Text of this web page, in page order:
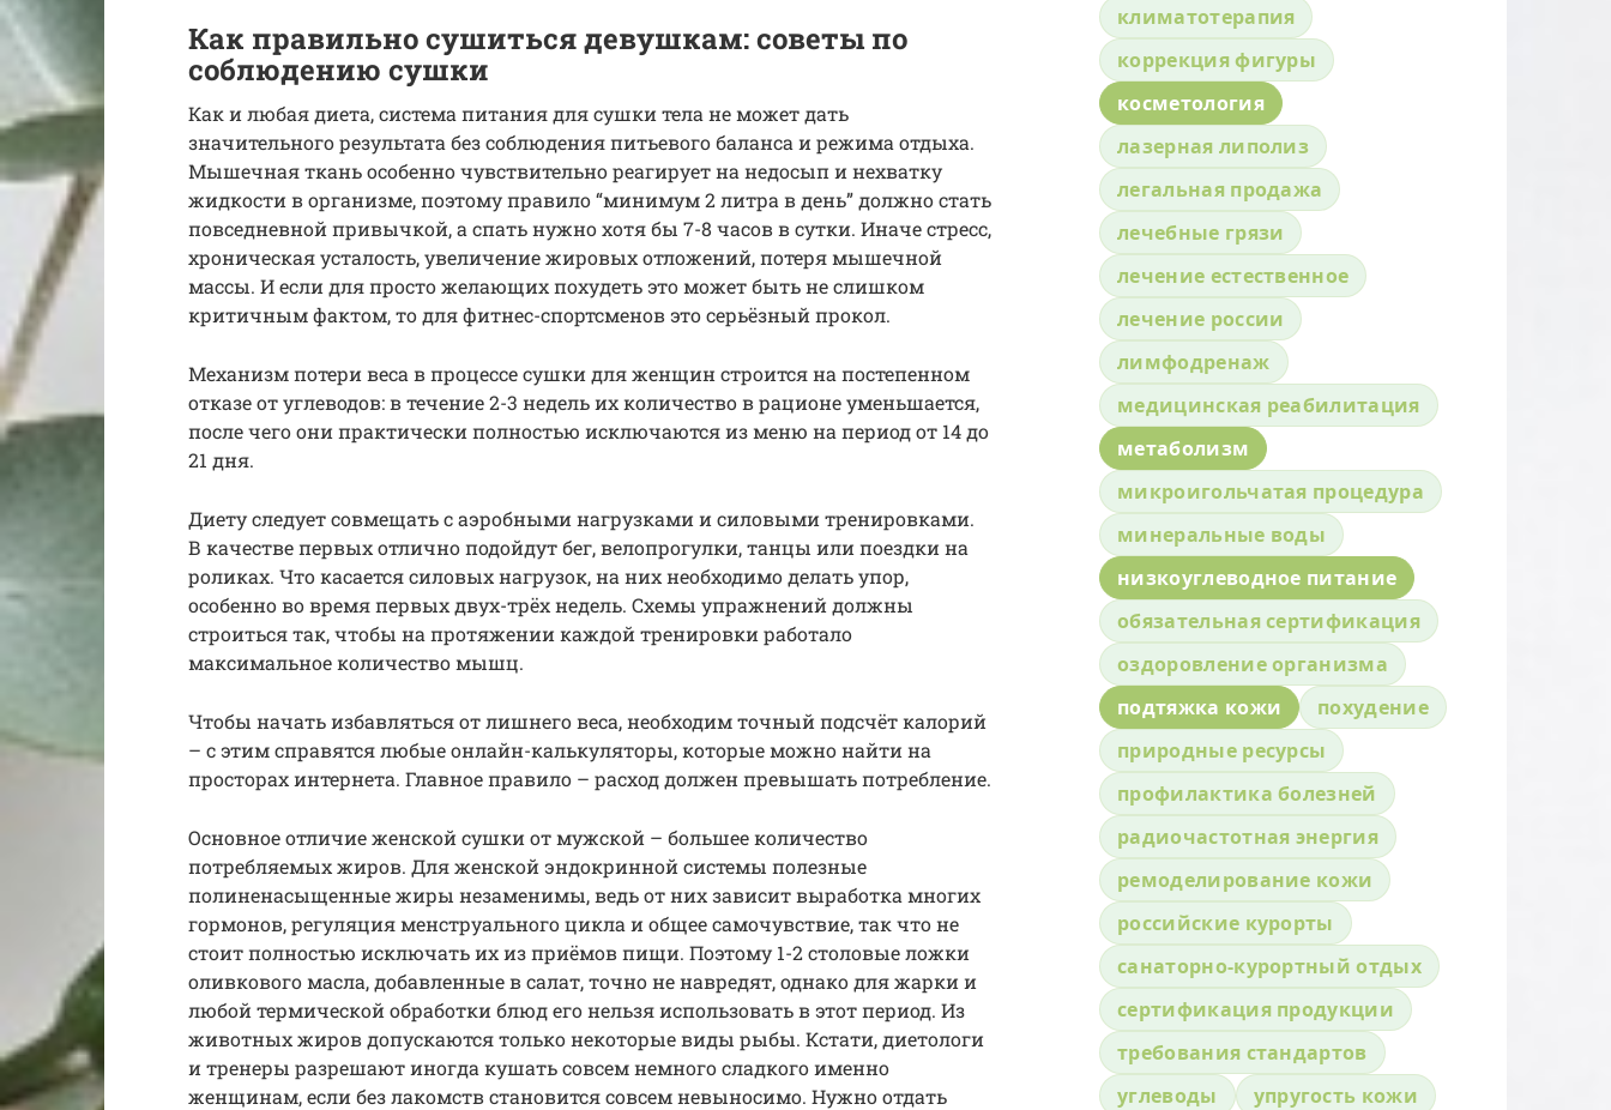
Как правильно сушиться девушкам: советы по
соблюдению сушки
Как и любая диета, система питания для сушки тела не может дать
значительного результата без соблюдения питьевого баланса и режима отдыха.
Мышечная ткань особенно чувствительно реагирует на недосып и нехватку
жидкости в организме, поэтому правило “минимум 2 литра в день” должно стать
повседневной привычкой, а спать нужно хотя бы 7-8 часов в сутки. Иначе стресс,
хроническая усталость, увеличение жировых отложений, потеря мышечной
массы. И если для просто желающих похудеть это может быть не слишком
критичным фактом, то для фитнес-спортсменов это серьёзный прокол.
Механизм потери веса в процессе сушки для женщин строится на постепенном
отказе от углеводов: в течение 2-3 недель их количество в рационе уменьшается,
после чего они практически полностью исключаются из меню на период от 14 до
21 дня.
Диету следует совмещать с аэробными нагрузками и силовыми тренировками.
В качестве первых отлично подойдут бег, велопрогулки, танцы или поездки на
роликах. Что касается силовых нагрузок, на них необходимо делать упор,
особенно во время первых двух-трёх недель. Схемы упражнений должны
строиться так, чтобы на протяжении каждой тренировки работало
максимальное количество мышц.
Чтобы начать избавляться от лишнего веса, необходим точный подсчёт калорий
– с этим справятся любые онлайн-калькуляторы, которые можно найти на
просторах интернета. Главное правило – расход должен превышать потребление.
Основное отличие женской сушки от мужской – большее количество
потребляемых жиров. Для женской эндокринной системы полезные
полиненасыщенные жиры незаменимы, ведь от них зависит выработка многих
гормонов, регуляция менструального цикла и общее самочувствие, так что не
стоит полностью исключать их из приёмов пищи. Поэтому 1-2 столовые ложки
оливкового масла, добавленные в салат, точно не навредят, однако для жарки и
любой термической обработки блюд его нельзя использовать в этот период. Из
животных жиров допускаются только некоторые виды рыбы. Кстати, диетологи
и тренеры разрешают иногда кушать совсем немного сладкого именно
женщинам, если без лакомств становится совсем невыносимо. Нужно отдать
климатотерапия
коррекция фигуры
косметология
лазерная липолиз
легальная продажа
лечебные грязи
лечение естественное
лечение россии
лимфодренаж
медицинская реабилитация
метаболизм
микроигольчатая процедура
минеральные воды
низкоуглеводное питание
обязательная сертификация
оздоровление организма
подтяжка кожи
похудение
природные ресурсы
профилактика болезней
радиочастотная энергия
ремоделирование кожи
российские курорты
санаторно-курортный отдых
сертификация продукции
требования стандартов
углеводы
упругость кожи